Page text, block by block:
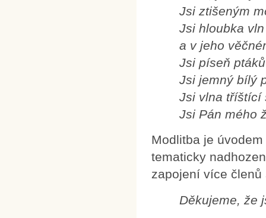
Jsi ztišeným
Jsi hloubka
a v jeho
Jsi píseň
Jsi jemný bílý
Jsi vlna tříštící
Jsi Pán mého
Modlitba je
tematicky
zapojení více
Děkujeme, že